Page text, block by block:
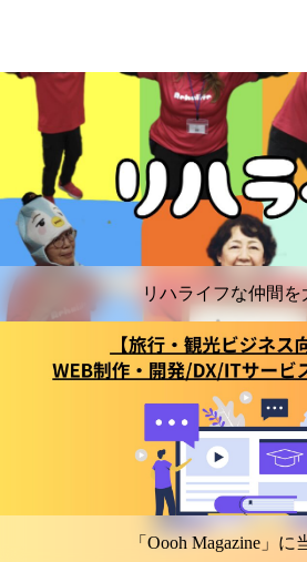
リハライフな仲間を
「Oooh Magazine」に